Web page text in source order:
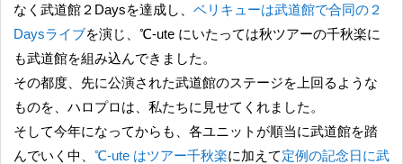
なく武道館２Daysを達成し、 ベリキューは武道館で合同の２
Daysライブを演じ、℃-ute にいたっては秋ツアーの千秋楽に
も武道館を組み込んできました。
その都度、先に公演された武道館のステージを上回るような
ものを、ハロプロは、私たちに見せてくれました。
そして今年になってからも、各ユニットが順当に武道館を踏
んでいく中、 ℃-ute はツアー千秋楽に加えて定例の記念日に武